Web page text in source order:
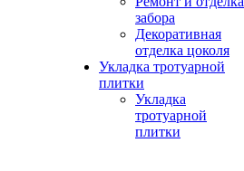
забора
Декоративная
отделка цоколя
Укладка тротуарной
плитки
Укладка
тротуарной
плитки